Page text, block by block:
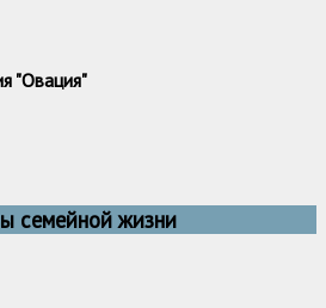
"Овация"
семейной жизни